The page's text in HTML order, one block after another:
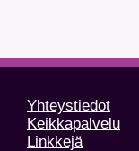
Yhteystiedot
Keikkapalvelu
Linkkejä